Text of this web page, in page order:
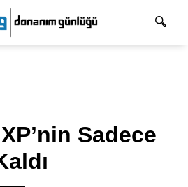
Sadece